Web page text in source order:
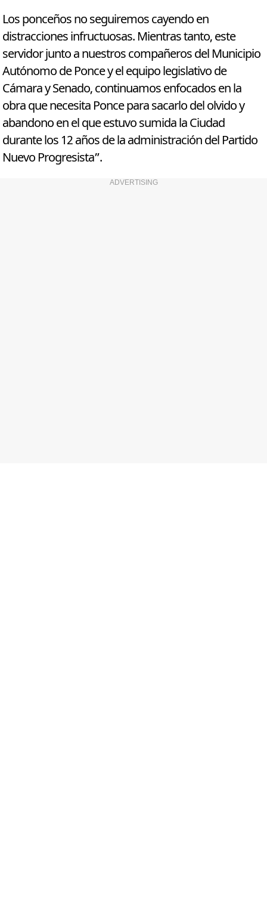
Los ponceños no seguiremos cayendo en
distracciones infructuosas. Mientras tanto, este
servidor junto a nuestros compañeros del Municipio
Autónomo de Ponce y el equipo legislativo de
Cámara y Senado, continuamos enfocados en la
obra que necesita Ponce para sacarlo del olvido y
abandono en el que estuvo sumida la Ciudad
durante los 12 años de la administración del Partido
Nuevo Progresista”.
ADVERTISING